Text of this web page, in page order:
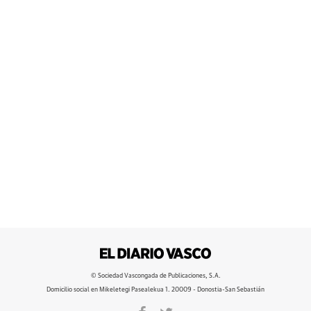
© Sociedad Vascongada de Publicaciones, S.A.
Domicilio social en Mikeletegi Pasealekua 1. 20009 - Donostia-San Sebastián